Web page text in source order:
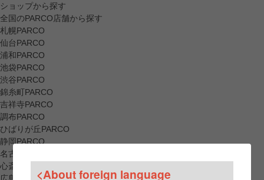
ショップから探す
全国のPARCO店舗から探す
札幌PARCO
仙台PARCO
浦和PARCO
池袋PARCO
渋谷PARCO
錦糸町PARCO
吉祥寺PARCO
調布PARCO
ひばりが丘PARCO
静岡PARCO
名古屋PARCO
心斎橋PARCO
<About foreign language